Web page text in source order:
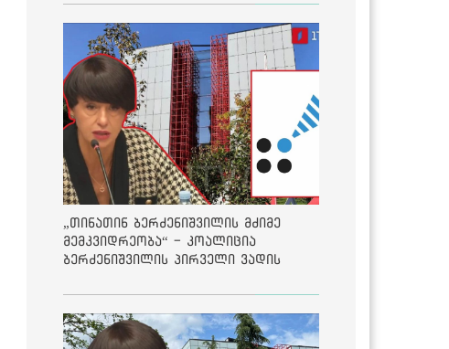
„თინათინ ბერძენიშვილის მძიმე
მემკვიდრეობა“ - კოალიცია
ბერძენიშვილის პირველი ვადის